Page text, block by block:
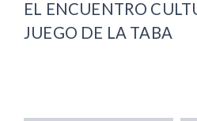
EL ENCUENTRO
JUEGO DE LA TABA